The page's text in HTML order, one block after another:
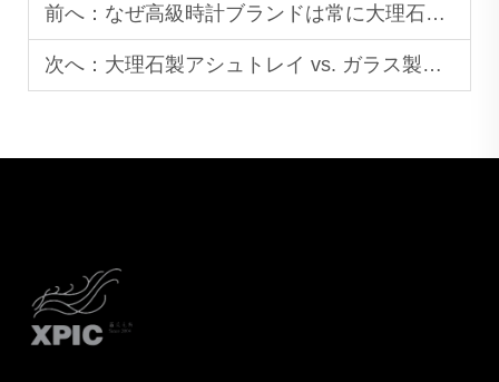
前へ： なぜ高級時計ブランドは常に大理石製ディスプレイスタンドを選ぶのか
次へ： 大理石製アシュトレイ vs. ガラス製アシュトレイ：耐久性という観点から石製が優れた選択肢である理由